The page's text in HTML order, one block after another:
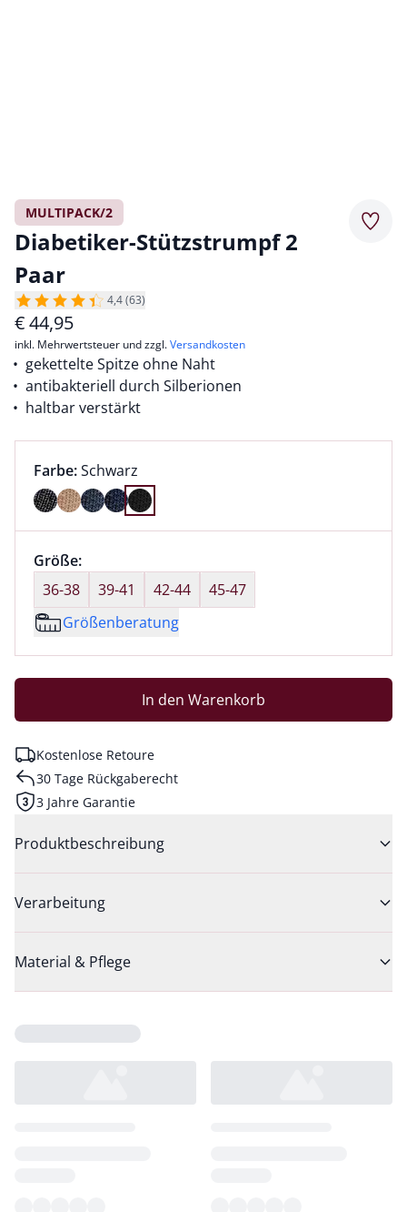
MULTIPACK/2
Diabetiker-Stützstrumpf 2
Paar
4,4 (63)
€44,95
inkl. Mehrwertsteuer und zzgl.Versandkosten
gekettelte Spitze ohne Naht
antibakteriell durch Silberionen
haltbar verstärkt
Farbauswahl:
Farbe:aktuell ausgewählt:
Schwarz
Farbe Schwarz ausgewählt
Größenauswahl:
Größe:nichts ausgewählt
36-38
39-41 42-44
45-47
Größenberatung
In den Warenkorb
Kostenlose Retoure
30 Tage Rückgaberecht
3 Jahre Garantie
Produktbeschreibung
Verarbeitung
Material & Pflege